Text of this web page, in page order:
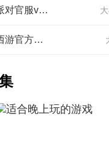
香肠派对官服v24.14 正式服
大话西游官方正版v2.1.436 安卓最新版